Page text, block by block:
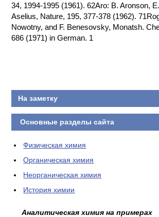
34, 1994-1995 (1961). 62Aro: B. Aronson,
Aselius, Nature, 195, 377-378 (1962).
Nowotny, and F. Benesovsky, Monatsh.
686 (1971) in German. 1
На заметку
Основные разделы сайта
Физическая химия
Органическая химия
Неорганическая химия
История химии
Аналитическая химия на примерах